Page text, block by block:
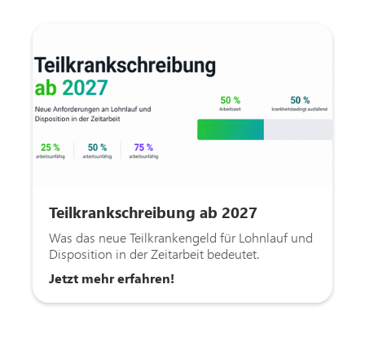
Teilkrankschreibung ab 2027
Was das neue Teilkrankengeld für Lohnlauf und
Disposition in der Zeitarbeit bedeutet.
Jetzt mehr erfahren!